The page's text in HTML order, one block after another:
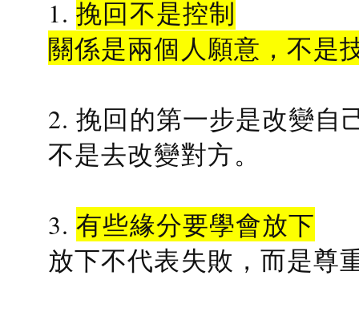
1.挽回不是控制
關係是兩個人願意，不是
2. 挽回的第一步是改變自
不是去改變對方。
3.有些緣分要學會放下
放下不代表失敗，而是尊